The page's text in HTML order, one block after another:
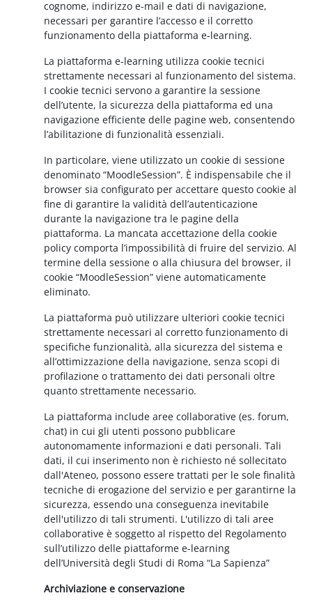
cognome, indirizzo e-mail e dati di navigazione,
necessari per garantire l’accesso e il corretto
funzionamento della piattaforma e-learning.
La piattaforma e-learning utilizza cookie tecnici
strettamente necessari al funzionamento del sistema.
I cookie tecnici servono a garantire la sessione
dell’utente, la sicurezza della piattaforma ed una
navigazione efficiente delle pagine web, consentendo
l’abilitazione di funzionalità essenziali.
In particolare, viene utilizzato un cookie di sessione
denominato “MoodleSession”. È indispensabile che il
browser sia configurato per accettare questo cookie al
fine di garantire la validità dell’autenticazione
durante la navigazione tra le pagine della
piattaforma. La mancata accettazione della cookie
policy comporta l’impossibilità di fruire del servizio. Al
termine della sessione o alla chiusura del browser, il
cookie “MoodleSession” viene automaticamente
eliminato.
La piattaforma può utilizzare ulteriori cookie tecnici
strettamente necessari al corretto funzionamento di
specifiche funzionalità, alla sicurezza del sistema e
all’ottimizzazione della navigazione, senza scopi di
profilazione o trattamento dei dati personali oltre
quanto strettamente necessario.
La piattaforma include aree collaborative (es. forum,
chat) in cui gli utenti possono pubblicare
autonomamente informazioni e dati personali. Tali
dati, il cui inserimento non è richiesto né sollecitato
dall'Ateneo, possono essere trattati per le sole finalità
tecniche di erogazione del servizio e per garantirne la
sicurezza, essendo una conseguenza inevitabile
dell'utilizzo di tali strumenti. L'utilizzo di tali aree
collaborative è soggetto al rispetto del Regolamento
sull’utilizzo delle piattaforme e-learning
dell’Università degli Studi di Roma “La Sapienza”
Archiviazione e conservazione